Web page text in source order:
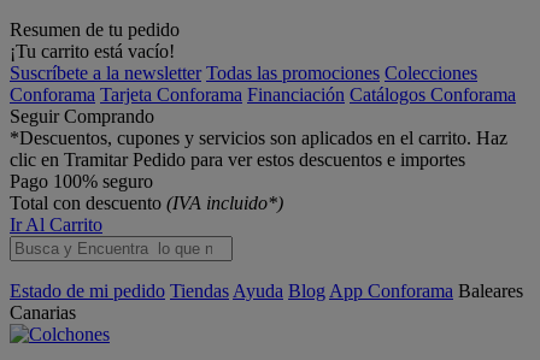
Resumen de tu pedido
¡Tu carrito está vacío!
Suscríbete a la newsletter Todas las promociones Colecciones
Conforama Tarjeta Conforama Financiación Catálogos Conforama
Seguir Comprando
*Descuentos, cupones y servicios son aplicados en el carrito. Haz
clic en Tramitar Pedido para ver estos descuentos e importes
Pago 100% seguro
Total con descuento (IVA incluido*)
Ir Al Carrito
Estado de mi pedido Tiendas Ayuda Blog App Conforama Baleares
Canarias